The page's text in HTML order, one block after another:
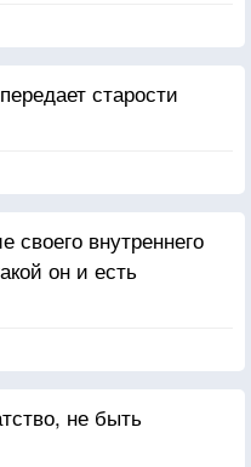
старости
внутреннего
он и есть
не быть